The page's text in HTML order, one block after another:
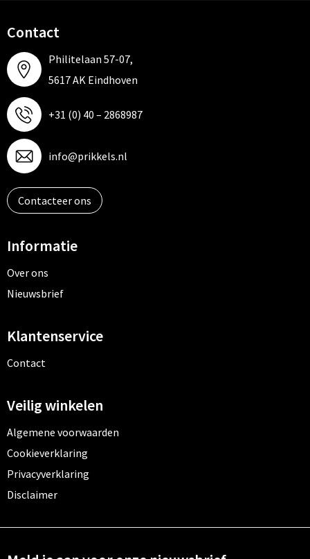
Contact
Philitelaan 57-07,
5617 AK Eindhoven
+31 (0) 40 – 2868987
info@prikkels.nl
Contacteer ons
Informatie
Over ons
Nieuwsbrief
Klantenservice
Contact
Veilig winkelen
Algemene voorwaarden
Cookieverklaring
Privacyverklaring
Disclaimer